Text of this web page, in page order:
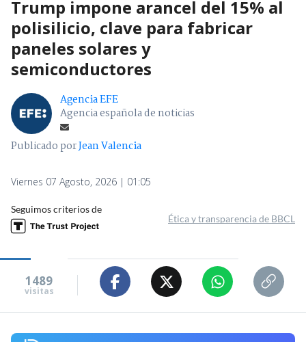
Trump impone arancel del 15% al
polisilicio, clave para fabricar
paneles solares y
semiconductores
Agencia EFE
Agencia española de noticias
Publicado porJean Valencia
Viernes 07 Agosto, 2026 | 01:05
Seguimos criterios de
Ética y transparencia de BBCL
1489
visitas